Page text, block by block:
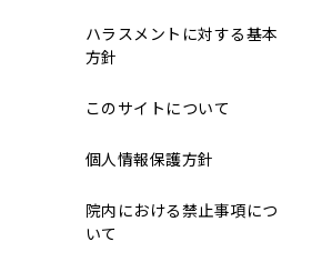
ハラスメントに対する基本
方針
このサイトについて
個人情報保護方針
院内における禁止事項につ
いて